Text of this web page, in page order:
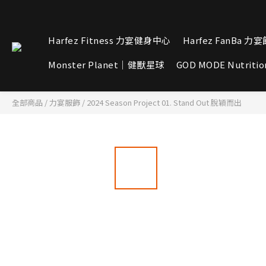
Harfez Fitness 力宴健身中心
Harfez FanBa 力宴
Monster Planet｜健獸星球
GOD MODE
全部商品 /力宴服飾 / 2024 Season Project 01. Stand Out 脫穎而出